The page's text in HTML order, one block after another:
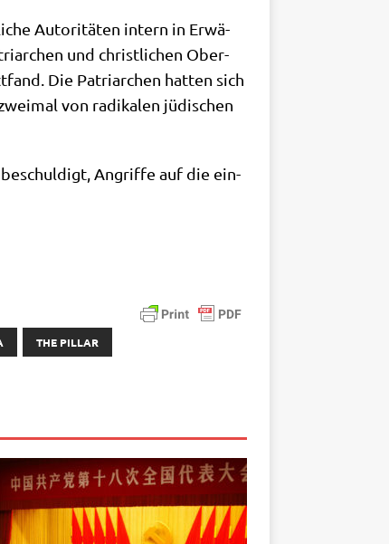
Auto­ri­tä­ten intern in Erwä­
und christ­li­chen Ober­
Die Patri­ar­chen hat­ten sich
von radi­ka­len jüdi­schen
Angrif­fe auf die ein­
THE PILLAR